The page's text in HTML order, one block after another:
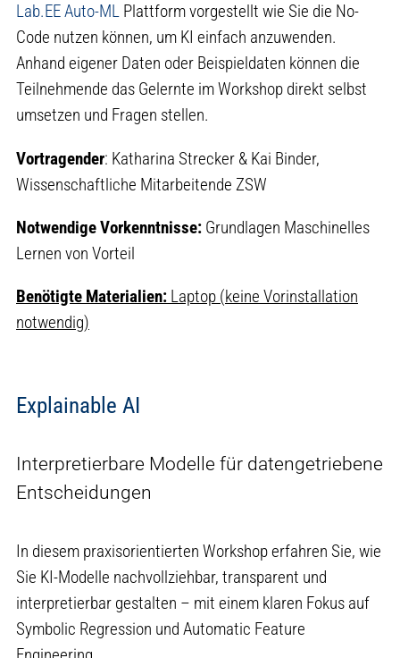
Lab.EE Auto-ML Plattform vorgestellt wie Sie die No-
Code nutzen können, um KI einfach anzuwenden.
Anhand eigener Daten oder Beispieldaten können die
Teilnehmende das Gelernte im Workshop direkt selbst
umsetzen und Fragen stellen.
Vortragender: Katharina Strecker & Kai Binder,
Wissenschaftliche Mitarbeitende ZSW
Notwendige Vorkenntnisse: Grundlagen Maschinelles
Lernen von Vorteil
Benötigte Materialien: Laptop (keine Vorinstallation
notwendig)
Explainable AI
Interpretierbare Modelle für datengetriebene
Entscheidungen
In diesem praxisorientierten Workshop erfahren Sie, wie
Sie KI-Modelle nachvollziehbar, transparent und
interpretierbar gestalten – mit einem klaren Fokus auf
Symbolic Regression und Automatic Feature